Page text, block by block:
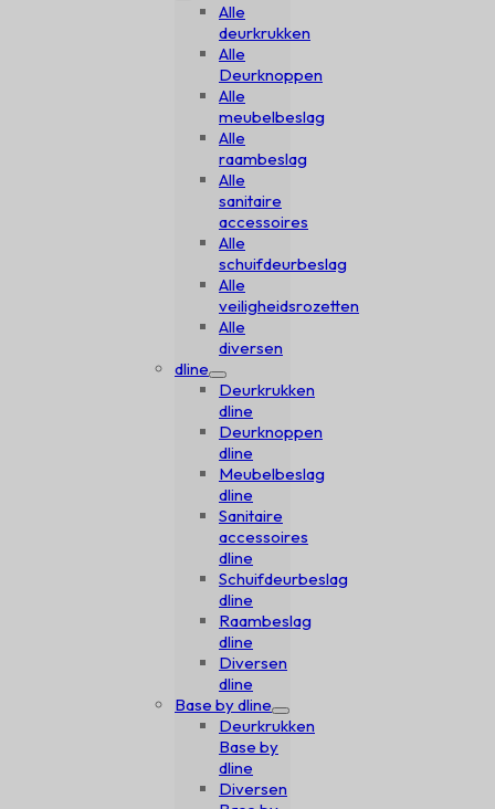
Alle
deurkrukken
Alle
Deurknoppen
Alle
meubelbeslag
Alle
raambeslag
Alle
sanitaire
accessoires
Alle
schuifdeurbeslag
Alle
veiligheidsrozetten
Alle
diversen
dline
Deurkrukken
dline
Deurknoppen
dline
Meubelbeslag
dline
Sanitaire
accessoires
dline
Schuifdeurbeslag
dline
Raambeslag
dline
Diversen
dline
Base by dline
Deurkrukken
Base by
dline
Diversen